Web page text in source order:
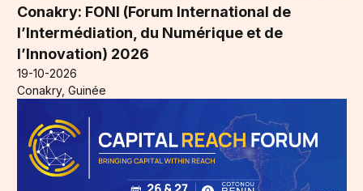
Conakry: FONI (Forum International de
l’Intermédiation, du Numérique et de
l’Innovation) 2026
19-10-2026
Conakry, Guinée